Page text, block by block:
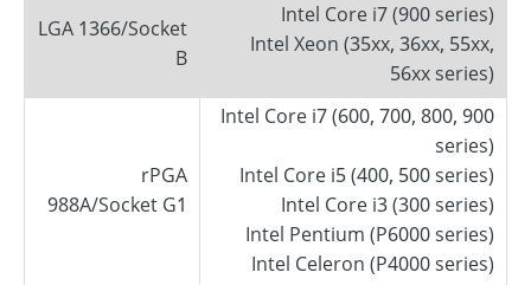
Intel Core i7 (900 series)
Intel Xeon (35xx, 36xx, 55xx,
56xx series)
LGA 1366/Socket
B
Intel Core i7 (600, 700, 800, 900
series)
Intel Core i5 (400, 500 series)
Intel Core i3 (300 series)
Intel Pentium (P6000 series)
Intel Celeron (P4000 series)
rPGA
988A/Socket G1